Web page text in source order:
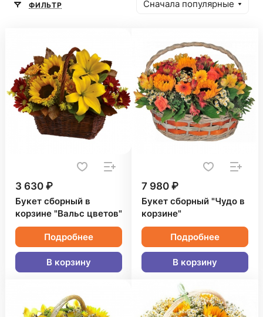
ФИЛЬТР Сначала популярные
3 630 ₽
Букет сборный в
корзине "Вальс цветов"
Подробнее
В корзину
7 980 ₽
Букет сборный "Чудо в
корзине"
Подробнее
В корзину